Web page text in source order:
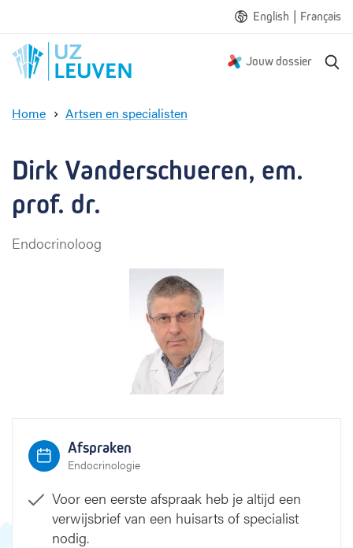
English | Français
Jouw dossier
Home Artsen en specialisten
k
e
r
s
c
u
e
r
Dirk Vanderschueren, em.
prof. dr.
Endocrinoloog
Afspraken
Endocrinologie
Voor een eerste afspraak heb je altijd een
verwijsbrief van een huisarts of specialist
nodig.